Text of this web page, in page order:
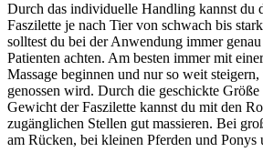
Durch das individuelle Handling kannst du
Faszilette je nach Tier von schwach bis
solltest du bei der Anwendung immer
Patienten achten. Am besten immer mit
Massage beginnen und nur so weit
genossen wird. Durch die geschickte Größe
Gewicht der Faszilette kannst du mit den
zugänglichen Stellen gut massieren. Bei
am Rücken, bei kleinen Pferden und Ponys